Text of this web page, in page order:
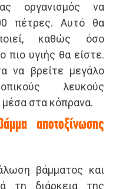
οργανισμός να
πέτρες. Αυτό θα
καθώς όσο
πιο υγιής θα είστε.
να βρείτε μεγάλο
λευκούς
στα κόπρανα.
αποτοξίνωσης
βάμματος και
τη διάρκεια της